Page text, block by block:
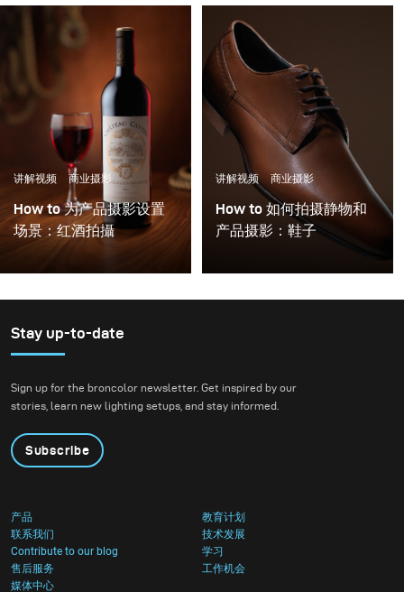
用Para222大傘，在散焦
的位置，时尚摄影的獨特
效果。
讲解视频 商业摄影
How to 为产品摄影设置
场景：红酒拍攝
讲解视频 商业摄影
How to 如何拍摄静物和
产品摄影：鞋子
Stay up-to-date
Sign up for the broncolor newsletter. Get inspired by our
stories, learn new lighting setups, and stay informed.
Subscribe
产品
教育计划
联系我们
技术发展
Contribute to our blog
学习
售后服务
工作机会
媒体中心